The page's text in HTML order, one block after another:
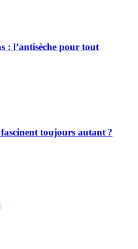
: l’antisèche pour tout
toujours autant ?